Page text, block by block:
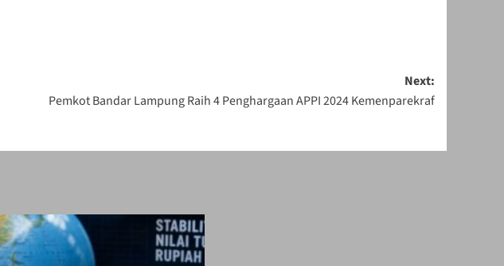
Next:
Pemkot Bandar Lampung Raih 4 Penghargaan APPI 2024 Kemenparekraf